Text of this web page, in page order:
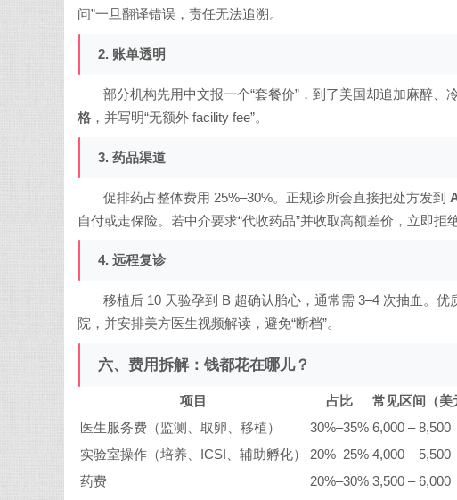
问”一旦翻译错误，责任无法追溯。
2. 账单透明
部分机构先用中文报一个“套餐价”，到了美国却追加麻醉
格 ，并写明“无额外 facility fee”。
3. 药品渠道
促排药占整体费用 25%–30%。正规诊所会直接把处方发到
自付或走保险。若中介要求“代收药品”并收取高额差价，立即拒绝
4. 远程复诊
移植后 10 天验孕到 B 超确认胎心，通常需 3–4 次抽血。
院，并安排美方医生视频解读，避免“断档”。
六、费用拆解：钱都花在哪儿？
项目 占比 常见区间（美
医生服务费（监测、取卵、移植）
30%–35% 6,000 – 8,500
实验室操作（培养、ICSI、辅助孵化）
20%–25% 4,000 – 5,500
药费
20%–30% 3,500 – 6,000